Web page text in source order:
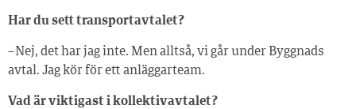
Har du sett transportavtalet?
– Nej, det har jag inte. Men alltså, vi går under Byggnads
avtal. Jag kör för ett anläggarteam.
Vad är viktigast i kollektivavtalet?